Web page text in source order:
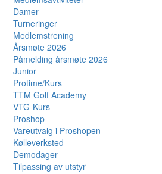
Damer
Turneringer
Medlemstrening
Årsmøte 2026
Påmelding årsmøte 2026
Junior
Protime/Kurs
TTM Golf Academy
VTG-Kurs
Proshop
Vareutvalg i Proshopen
Kølleverksted
Demodager
Tilpassing av utstyr